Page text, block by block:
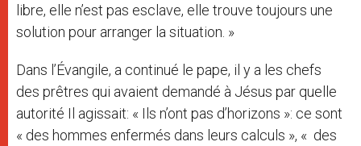
libre, elle n’est pas esclave, elle trouve toujours une
solution pour arranger la situation. »
Dans l’Évangile, a continué le pape, il y a les chefs
des prêtres qui avaient demandé à Jésus par quelle
autorité Il agissait: « Ils n’ont pas d’horizons »: ce sont
« des hommes enfermés dans leurs calculs », « des